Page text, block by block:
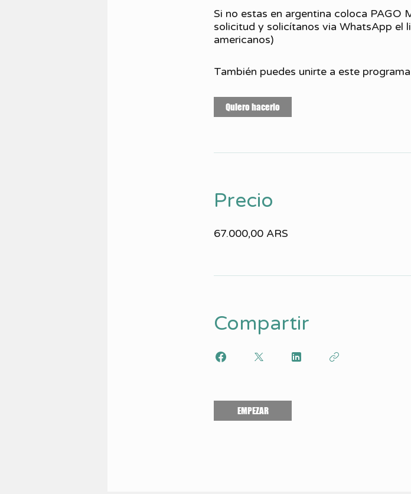
Si no estas en argentina coloca PAGO
solicitud y solicítanos via WhatsApp el
También puedes unirte a este
Quiero hacerlo
Precio
67.000,00 ARS
Compartir
EMPEZAR